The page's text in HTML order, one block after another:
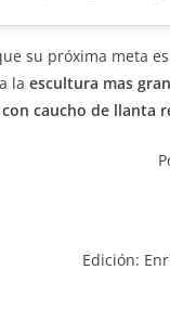
su próxima meta
la escultura mas
caucho de llanta
Edición: